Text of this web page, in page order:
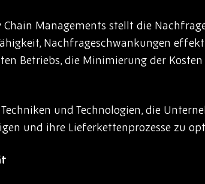
Chain Managements stellt die
Nachfrageschwankungen
Betriebs, die Minimierung der
und Technologien, die
und ihre Lieferkettenprozesse zu